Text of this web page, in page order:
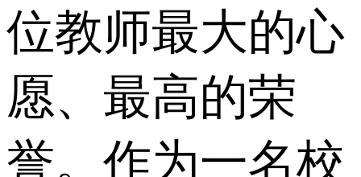
位教师最大的心
愿、最高的荣
誉。作为一名校